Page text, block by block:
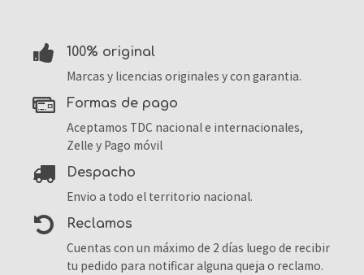
100% original
Marcas y licencias originales y con garantia.
formas de pago
Aceptamos TDC nacional e internacionales,
Zelle y Pago móvil
despacho
Envio a todo el territorio nacional.
reclamos
Cuentas con un máximo de 2 días luego de recibir
tu pedido para notificar alguna queja o reclamo.